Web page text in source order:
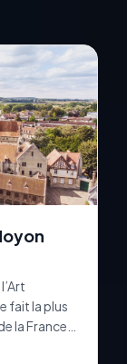
fait la plus
la France